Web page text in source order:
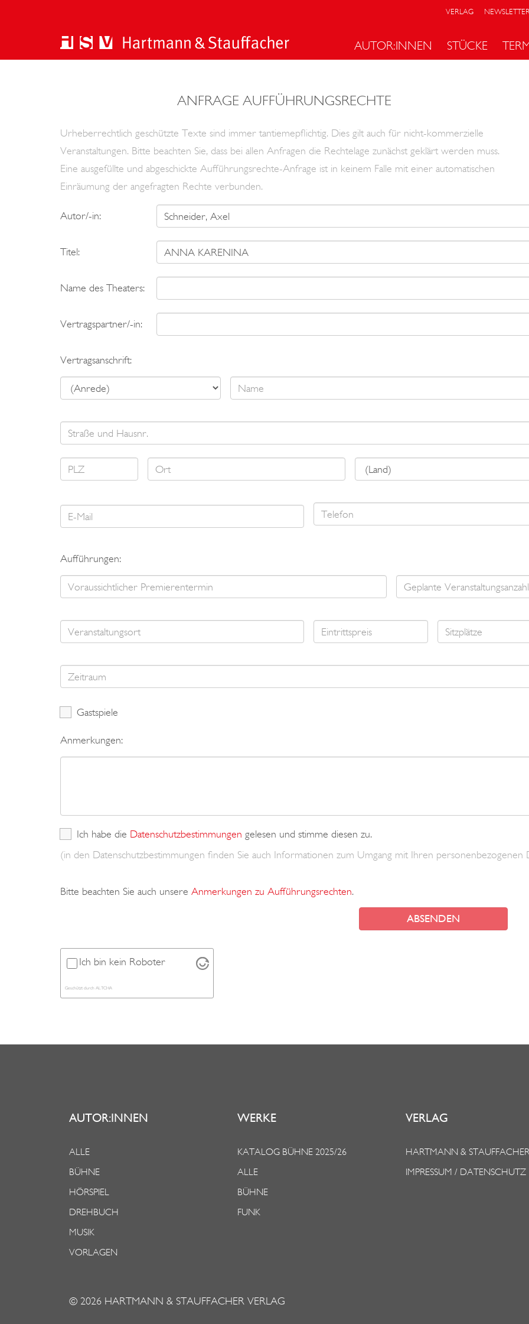
VERLAG
AUTOR:INNEN STÜCKE
ANFRAGE AUFFÜHRUNGSRECHTE
Urheberrechtlich geschützte Texte sind immer tantiemepflichtig. Dies gilt auch für nicht-kommerzielle
Veranstaltungen. Bitte beachten Sie, dass bei allen Anfragen die Rechtelage zunächst geklärt werden muss.
Eine ausgefüllte und abgeschickte Aufführungsrechte-Anfrage ist in keinem Falle mit einer automatischen
Einräumung der angefragten Rechte verbunden.
Autor/-in:
Titel:
Name des Theaters:
Vertragspartner/-in:
Vertragsanschrift:
Aufführungen:
Gastspiele
Anmerkungen:
Ich habe die Datenschutzbestimmungen gelesen und stimme diesen zu.
(in den Datenschutzbestimmungen finden Sie auch Informationen zum Umgang mit Ihren personenbezogenen
Bitte beachten Sie auch unsere Anmerkungen zu Aufführungsrechten.
Ich bin kein Roboter
Geschützt durch ALTCHA
AUTOR:INNEN
ALLE
BÜHNE
HÖRSPIEL
DREHBUCH
MUSIK
VORLAGEN
WERKE
KATALOG BÜHNE 2025/26
ALLE
BÜHNE
FUNK
VERLAG
HARTMANN & STAUFFACHER
IMPRESSUM / DATENSCHUTZ
© 2026 HARTMANN & STAUFFACHER VERLAG